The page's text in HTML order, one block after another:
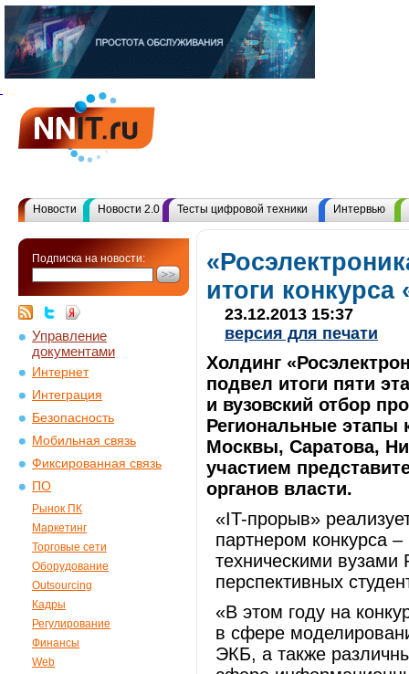
Новости Новости 2.0 Тесты цифровой техники Интервью
Подписка на новости:
Управление
документами
Интернет
Интеграция
Безопасность
Мобильная связь
Фиксированная связь
ПО
Рынок ПК
Маркетинг
Торговые сети
Оборудование
Outsourcing
Кадры
Регулирование
Финансы
Web
итоги
23.12.2013 15:37
версия для печати
Холдинг
подвел итоги пяти
и вузовский отбор
Региональные этапы
Москвы, Саратова,
участием
органов власти.
«IT-прорыв»
партнером конкурса
техническими вузами
перспективных
«В этом году на
в сфере
ЭКБ, а также